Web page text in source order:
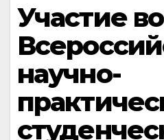
Участие во
научно-